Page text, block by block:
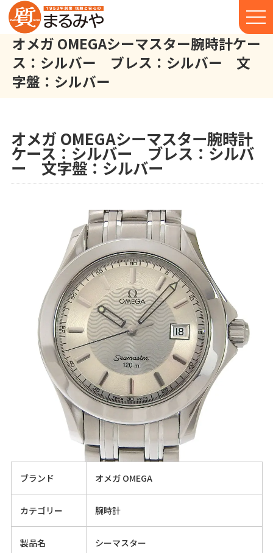
オメガ OMEGAシーマスター腕時計ケー
ス：シルバー ブレス：シルバー 文
字盤：シルバー
オメガ OMEGAシーマスター腕時計
ケース：シルバー ブレス：シルバ
ー 文字盤：シルバー
ブランド オメガ OMEGA
カテゴリー 腕時計
製品名 シーマスター